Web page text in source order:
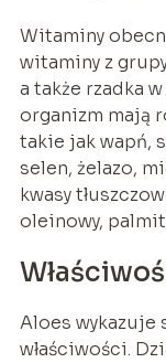
Witaminy
witaminy z
a także rzadka
organizm mają
takie jak wapń,
selen, żelazo,
kwasy
oleinowy,
Aloes wykazuje
właściwości.